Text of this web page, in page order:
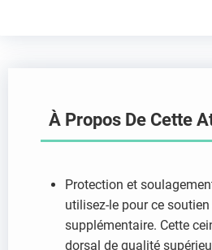
À Propos De Cette
Protection et
utilisez-le pour ce
supplémentaire. Cette
dorsal de qualité